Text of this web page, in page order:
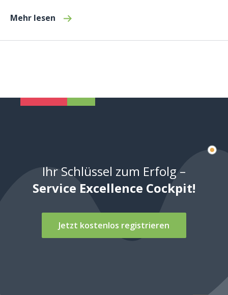
Mehr lesen
Ihr Schlüssel zum Erfolg –
Service Excellence Cockpit!
Jetzt kostenlos registrieren